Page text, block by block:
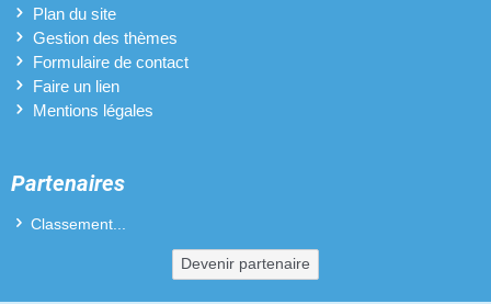
12 pièces
Optiques halogènes TNT
11 pièces
Cylindres 70 cm3 Stage6
Pots d'échappement Conti
11 pièces
Plan du site
Gestion des thèmes
Formulaire de contact
Faire un lien
Mentions légales
Partenaires
Classement...
Devenir partenaire